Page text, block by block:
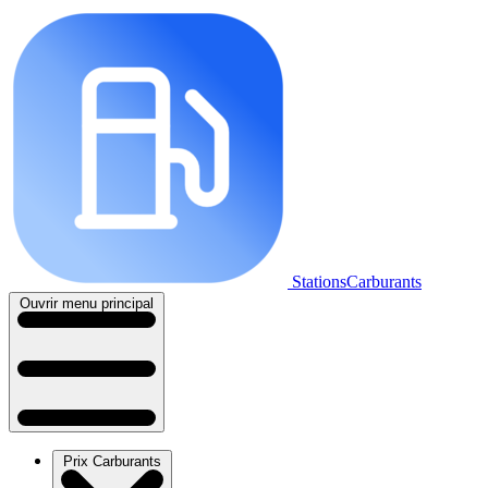
StationsCarburants
Ouvrir menu principal
Prix Carburants